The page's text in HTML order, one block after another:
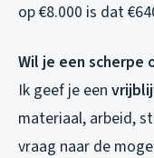
op €8.000 is dat
Wil je een
Ik geef je een
materiaal, arbeid,
vraag naar de